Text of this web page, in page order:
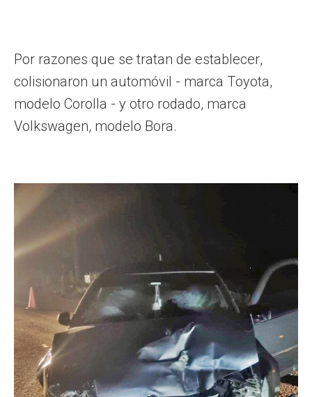
Por razones que se tratan de establecer,
colisionaron un automóvil - marca Toyota,
modelo Corolla - y otro rodado, marca
Volkswagen, modelo Bora.